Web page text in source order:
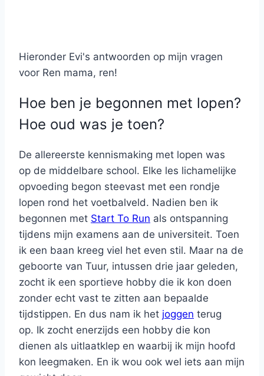
Hieronder Evi's antwoorden op mijn vragen
voor Ren mama, ren!
Hoe ben je begonnen met lopen?
Hoe oud was je toen?
De allereerste kennismaking met lopen was
op de middelbare school. Elke les lichamelijke
opvoeding begon steevast met een rondje
lopen rond het voetbalveld. Nadien ben ik
begonnen met Start To Run als ontspanning
tijdens mijn examens aan de universiteit. Toen
ik een baan kreeg viel het even stil. Maar na de
geboorte van Tuur, intussen drie jaar geleden,
zocht ik een sportieve hobby die ik kon doen
zonder echt vast te zitten aan bepaalde
tijdstippen. En dus nam ik het joggen terug
op. Ik zocht enerzijds een hobby die kon
dienen als uitlaatklep en waarbij ik mijn hoofd
kon leegmaken. En ik wou ook wel iets aan mijn